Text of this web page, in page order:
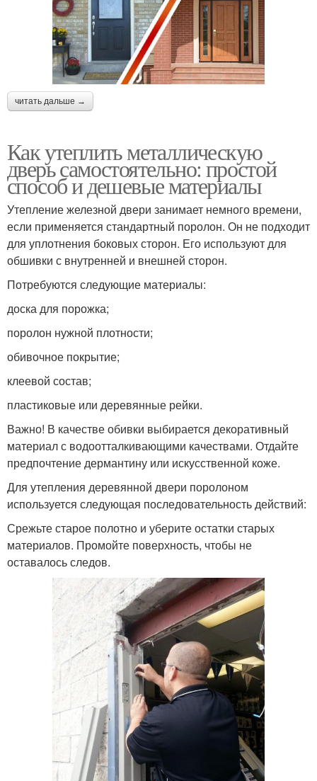
читать дальше →
Как утеплить металлическую
дверь самостоятельно: простой
способ и дешевые материалы
Утепление железной двери занимает немного времени,
если применяется стандартный поролон. Он не подходит
для уплотнения боковых сторон. Его используют для
обшивки с внутренней и внешней сторон.
Потребуются следующие материалы:
доска для порожка;
поролон нужной плотности;
обивочное покрытие;
клеевой состав;
пластиковые или деревянные рейки.
Важно! В качестве обивки выбирается декоративный
материал с водоотталкивающими качествами. Отдайте
предпочтение дермантину или искусственной коже.
Для утепления деревянной двери поролоном
используется следующая последовательность действий:
Срежьте старое полотно и уберите остатки старых
материалов. Промойте поверхность, чтобы не
оставалось следов.